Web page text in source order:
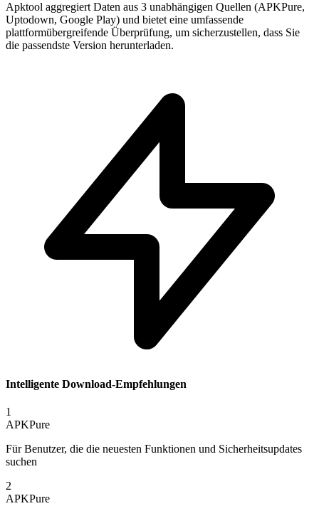
Apktool aggregiert Daten aus 3 unabhängigen Quellen (APKPure,
Uptodown, Google Play) und bietet eine umfassende
plattformübergreifende Überprüfung, um sicherzustellen, dass Sie
die passendste Version herunterladen.
Intelligente Download-Empfehlungen
1
APKPure
Für Benutzer, die die neuesten Funktionen und Sicherheitsupdates
suchen
2
APKPure